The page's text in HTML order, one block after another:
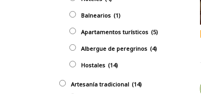
Balnearios (1)
Apartamentos turísticos (5)
Albergue de peregrinos (4)
Hostales (14)
Artesaní­a tradicional (14)